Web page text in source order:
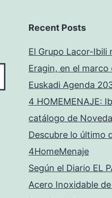
Recent Posts
El Grupo Lacor-Ibili
Eragin, en el marco
Euskadi Agenda
4 HOMEMENAJE:
catálogo de
Descubre lo último
4HomeMenaje
Según el Diario EL
Acero Inoxidable